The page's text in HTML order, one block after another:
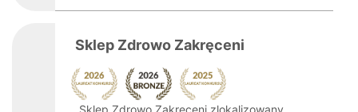
Sklep Zdrowo Zakręceni
Sklep Zdrowo Zakręceni zlokalizowany